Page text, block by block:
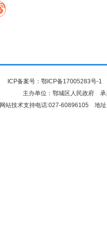
ICP备案号： 鄂ICP备17005283号-1
主办单位：鄂城区人民政府
网站技术支持电话:027-60896105 地